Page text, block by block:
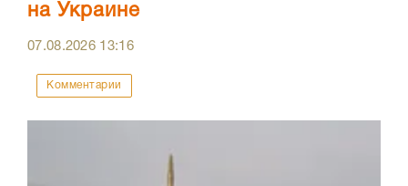
на Украине
07.08.2026 13:16
Комментарии